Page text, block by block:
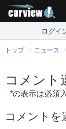
ログイ
トップ ニュース
コメント
*の表示は必須
コメントを